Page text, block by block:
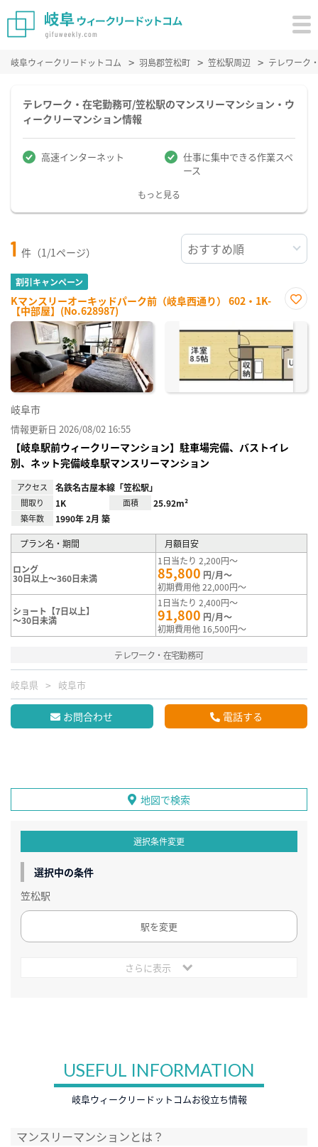
岐阜ウィークリードットコム 羽島郡笠松町 笠松駅周辺 テレワーク
テレワーク・在宅勤務可/笠松駅のマンスリーマンション・ウ
ィークリーマンション情報
高速インターネット
仕事に集中できる作業スペ
ース
もっと見る
1 件（1/1ページ）
割引キャンペーン
Kマンスリーオーキッドパーク前（岐阜西通り） 602・1K-
【中部屋】(No.628987)
に入
り登
録
岐阜市
情報更新日 2026/08/02 16:55
【岐阜駅前ウィークリーマンション】駐車場完備、バストイレ
別、ネット完備岐阜駅マンスリーマンション
アクセス 名鉄名古屋本線「笠松駅」
間取り 1K 面積 25.92m²
築年数 1990年 2月 築
プラン名・期間 月額目安
ロング
30日以上～360日未満
1日当たり 2,200円～
85,800 円/月～
初期費用他 22,000円～
ショート【7日以上】
～30日未満
1日当たり 2,400円～
91,800 円/月～
初期費用他 16,500円～
テレワーク・在宅勤務可
岐阜県 岐阜市
お問合わせ 電話する
地図で検索
選択条件変更
選択中の条件
笠松駅
駅を変更
さらに表示
USEFUL INFORMATION
岐阜ウィークリードットコムお役立ち情報
マンスリーマンションとは？